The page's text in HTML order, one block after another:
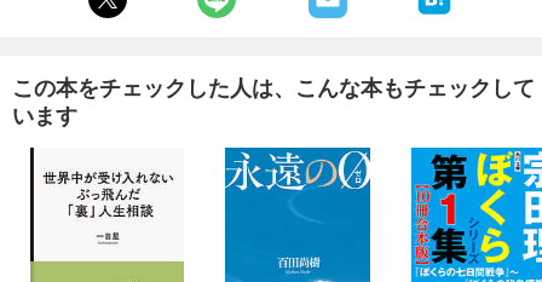
この本をチェックした人は、こんな本もチェックして
います